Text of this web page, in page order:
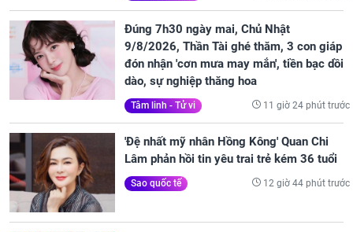
Đúng 7h30 ngày mai, Chủ Nhật
9/8/2026, Thần Tài ghé thăm, 3 con giáp
đón nhận 'cơn mưa may mắn', tiền bạc dồi
dào, sự nghiệp thăng hoa
Tâm linh - Tử vi 11 giờ 24 phút trước
'Đệ nhất mỹ nhân Hồng Kông' Quan Chi
Lâm phản hồi tin yêu trai trẻ kém 36 tuổi
Sao quốc tế 12 giờ 44 phút trước